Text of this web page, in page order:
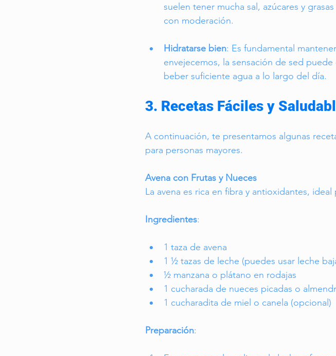
suelen tener mucha sal, azúcares y
con moderación.
Hidratarse bien: Es fundamental
envejecemos, la sensación de sed
beber suficiente agua a lo largo del día.
3. Recetas Fáciles y
A continuación, te presentamos algunas
para personas mayores.
Avena con Frutas y Nueces
La avena es rica en fibra y antioxidantes,
Ingredientes:
1 taza de avena
1 ½ tazas de leche (puedes usar leche
½ manzana o plátano en rodajas
1 cucharada de nueces picadas o
1 cucharadita de miel o canela (opcional)
Preparación: